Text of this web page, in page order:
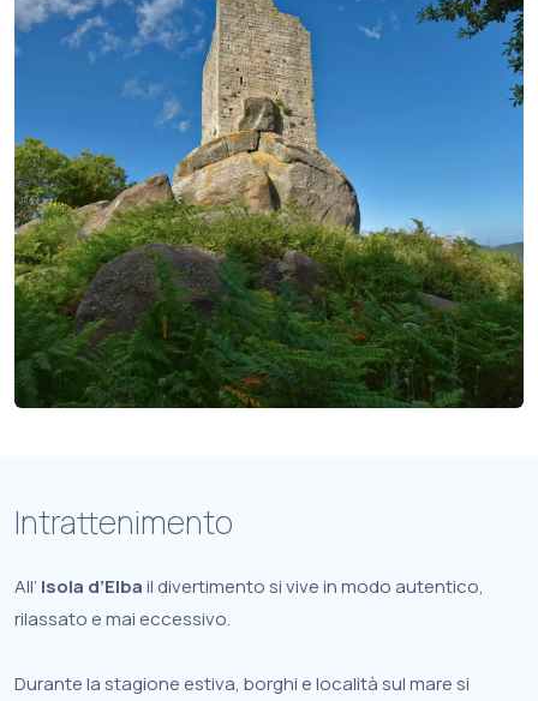
Intrattenimento
All’ Isola d’Elbail divertimento si vive in modo autentico,
rilassato e mai eccessivo.
Durante la stagione estiva, borghi e località sul mare si